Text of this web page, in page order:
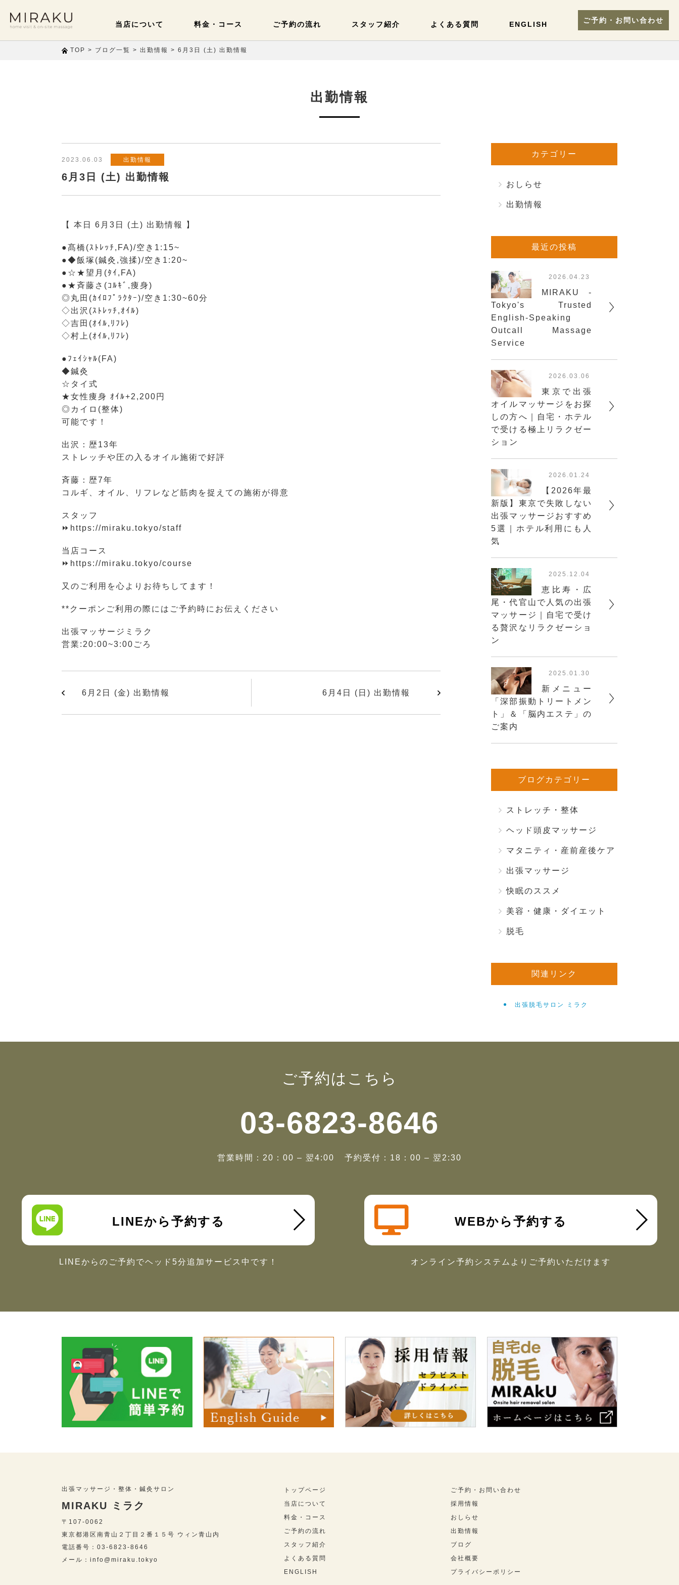
当店について 料金・コース ご予約の流れ スタッフ紹介 よくある質問 ENGLISH ご予約・お問い合わせ
TOP > ブログ一覧 > 出勤情報 > 6月3日 (土) 出勤情報
出勤情報
2023.06.03 出勤情報
6月3日 (土) 出勤情報
【 本日 6月3日 (土) 出勤情報 】
●髙橋(ｽﾄﾚｯﾁ,FA)/空き1:15~
●◆飯塚(鍼灸,強揉)/空き1:20~
●☆★望月(ﾀｲ,FA)
●★斉藤さ(ｺﾙｷﾞ,痩身)
◎丸田(ｶｲﾛﾌﾟﾗｸﾀｰ)/空き1:30~60分
◇出沢(ｽﾄﾚｯﾁ,ｵｲﾙ)
◇吉田(ｵｲﾙ,ﾘﾌﾚ)
◇村上(ｵｲﾙ,ﾘﾌﾚ)
●ﾌｪｲｼｬﾙ(FA)
◆鍼灸
☆タイ式
★女性痩身 ｵｲﾙ+2,200円
◎カイロ(整体)
可能です！
出沢：歴13年
ストレッチや圧の入るオイル施術で好評
斉藤：歴7年
コルギ、オイル、リフレなど筋肉を捉えての施術が得意
スタッフ
⏩https://miraku.tokyo/staff
当店コース
⏩https://miraku.tokyo/course
又のご利用を心よりお待ちしてます！
**クーポンご利用の際にはご予約時にお伝えください
出張マッサージミラク
営業:20:00~3:00ごろ
6月2日 (金) 出勤情報 6月4日 (日) 出勤情報
カテゴリー
おしらせ
出勤情報
最近の投稿
2026.04.23
MIRAKU -
Tokyo's Trusted
English-Speaking
Outcall Massage
Service
2026.03.06
東京で出張
オイルマッサージをお探
しの方へ｜自宅・ホテル
で受ける極上リラクゼー
ション
2026.01.24
【2026年最
新版】東京で失敗しない
出張マッサージおすすめ
5選｜ホテル利用にも人
気
2025.12.04
恵比寿・広
尾・代官山で人気の出張
マッサージ｜自宅で受け
る贅沢なリラクゼーショ
ン
2025.01.30
新メニュー
「深部振動トリートメン
ト」＆「脳内エステ」の
ご案内
ブログカテゴリー
ストレッチ・整体
ヘッド頭皮マッサージ
マタニティ・産前産後ケア
出張マッサージ
快眠のススメ
美容・健康・ダイエット
脱毛
関連リンク
出張脱毛サロン ミラク
ご予約はこちら
03-6823-8646
営業時間：20：00 – 翌4:00 予約受付：18：00 – 翌2:30
LINEから予約する
LINEからのご予約でヘッド5分追加サービス中です！
WEBから予約する
オンライン予約システムより ご予約いただけます
出張マッサージ・整体・鍼灸サロン
MIRAKU ミラク
〒107-0062
東京都港区南青山２丁目２番１５号 ウィン青山内
電話番号：03-6823-8646
メール：info@miraku.tokyo
トップページ
当店について
料金・コース
ご予約の流れ
スタッフ紹介
よくある質問
ENGLISH
ご予約・お問い合わせ
採用情報
おしらせ
出勤情報
ブログ
会社概要
プライバシーポリシー